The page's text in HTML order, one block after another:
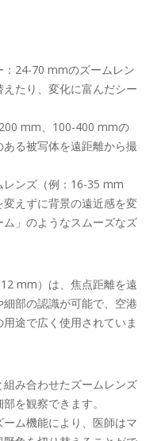
：24-70 mmのズームレン
たり、変化に富んだシー
mm、100-400 mmの
る被写体を遠距離から撮
レンズ（例：16-35 mm
えずに背景の遠近感を変
」のようなスムーズなズ
mm）は、焦点距離を遠
部の認識が可能で、空港
途で広く使用されていま
み合わせたズームレンズ
を観察できます。
ム機能により、医師はマ